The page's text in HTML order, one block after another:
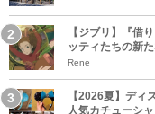
【ジブリ】『借
ッティたちの新
Rene
【2026夏】ディ
人気カチューシ